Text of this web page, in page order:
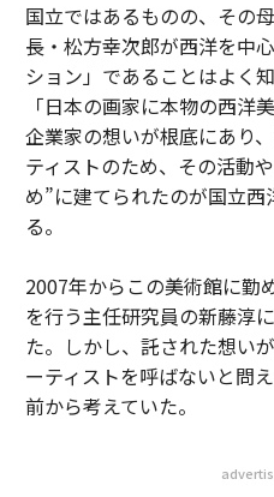
国立ではあるものの、その
長・松方幸次郎が西洋を中
ション」であることはよく
「日本の画家に本物の西洋
企業家の想いが根底にあり
ティストのため、その活動
め”に建てられたのが国立
る。
2007年からこの美術館に勤
を行う主任研究員の新藤淳
た。しかし、託された想い
ーティストを呼ばないと問
前から考えていた。